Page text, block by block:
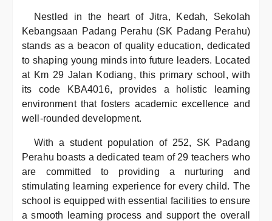
Nestled in the heart of Jitra, Kedah, Sekolah
Kebangsaan Padang Perahu (SK Padang Perahu)
stands as a beacon of quality education, dedicated
to shaping young minds into future leaders. Located
at Km 29 Jalan Kodiang, this primary school, with
its code KBA4016, provides a holistic learning
environment that fosters academic excellence and
well-rounded development.
With a student population of 252, SK Padang
Perahu boasts a dedicated team of 29 teachers who
are committed to providing a nurturing and
stimulating learning experience for every child. The
school is equipped with essential facilities to ensure
a smooth learning process and support the overall